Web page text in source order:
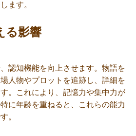
ます。
る影響
認知機能を向上させます。物語を
人物やプロットを追跡し、詳細を
。これにより、記憶力や集中力が
に年齢を重ねると、これらの能力
。